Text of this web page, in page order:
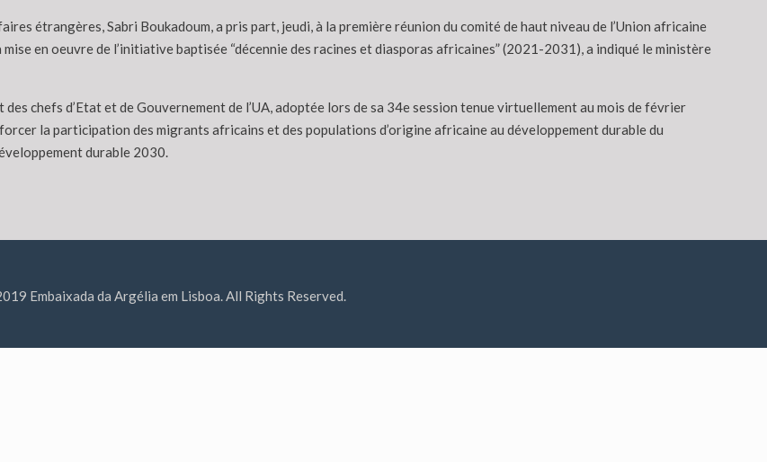
étrangères, Sabri Boukadoum, a pris part, jeudi, à la première réunion du comité de haut niveau de l’Union africaine
mise en oeuvre de l’initiative baptisée “décennie des racines et diasporas africaines” (2021-2031), a indiqué le ministère
chefs d’Etat et de Gouvernement de l’UA, adoptée lors de sa 34e session tenue virtuellement au mois de février
la participation des migrants africains et des populations d’origine africaine au développement durable du
durable 2030.
Embaixada da Argélia em Lisboa. All Rights Reserved.